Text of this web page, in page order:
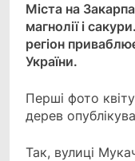
Міста на
магнолії і
регіон
України.
Перші фото
дерев
Так, вулиці